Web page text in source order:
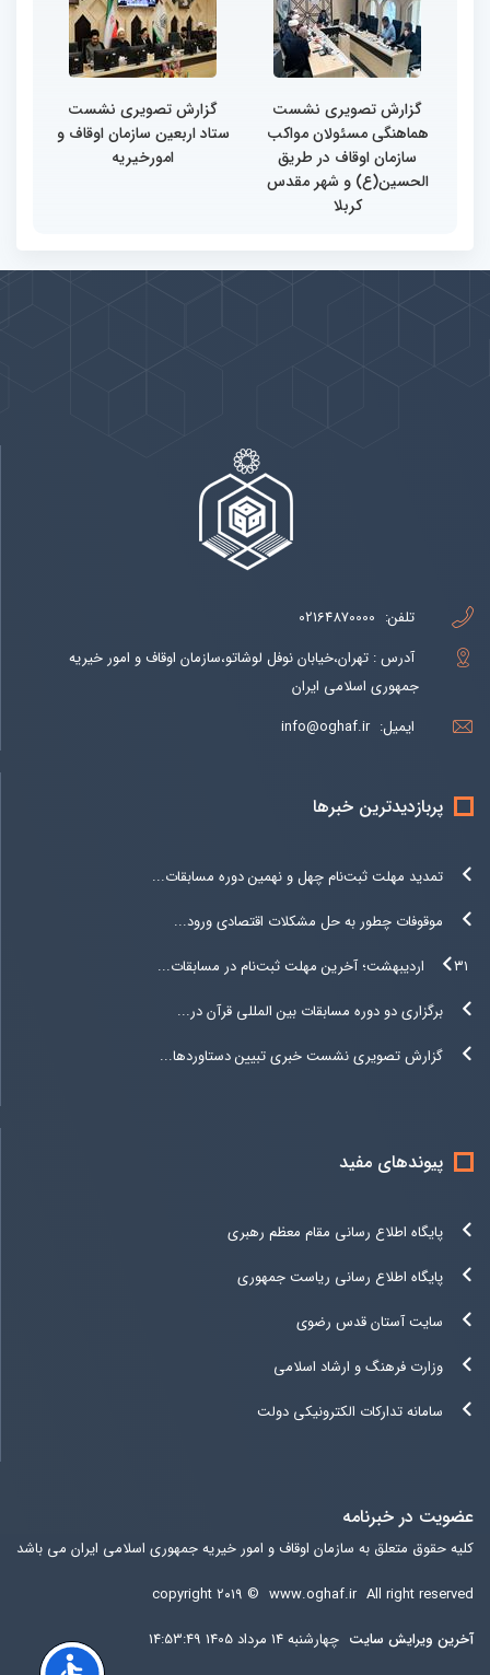
گزارش تصویری نشست
هماهنگی مسئولان مواکب
سازمان اوقاف در طریق
الحسین(ع) و شهر مقدس
کربلا
گزارش تصویری نشست
ستاد اربعین سازمان اوقاف و
امورخیریه
تلفن: 02164870000
آدرس : تهران،خیابان نوفل لوشاتو،سازمان اوقاف و امور خیریه
جمهوری اسلامی ایران
ایمیل: info@oghaf.ir
پربازدیدترین خبرها
تمدید مهلت ثبت‌نام چهل و نهمین دوره مسابقات...
موقوفات چطور به حل مشکلات اقتصادی ورود...
۳۱ اردیبهشت؛ آخرین مهلت ثبت‌نام در مسابقات...
برگزاری دو دوره مسابقات بین المللی قرآن در...
گزارش تصویری نشست خبری تبیین دستاوردها...
پیوندهای مفید
پایگاه اطلاع رسانی مقام معظم رهبری
پایگاه اطلاع رسانی ریاست جمهوری
سایت آستان قدس رضوی
وزارت فرهنگ و ارشاد اسلامی
سامانه تدارکات الکترونیکی دولت
عضویت در خبرنامه
کلیه حقوق متعلق به سازمان اوقاف و امور خیریه جمهوری اسلامی ایران می باشد
copyright ۲۰۱۹ © www.oghaf.ir All right reserved
آخرين ويرايش سایت چهارشنبه 14 مرداد 1405 14:53:49